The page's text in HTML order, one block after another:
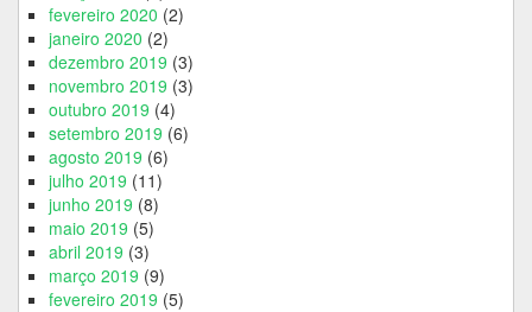
fevereiro 2020 (2)
janeiro 2020 (2)
dezembro 2019 (3)
novembro 2019 (3)
outubro 2019 (4)
setembro 2019 (6)
agosto 2019 (6)
julho 2019 (11)
junho 2019 (8)
maio 2019 (5)
abril 2019 (3)
março 2019 (9)
fevereiro 2019 (5)